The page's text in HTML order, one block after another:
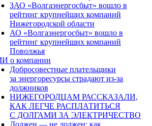
ЗАО «Волгаэнергосбыт» вошло в
рейтинг крупнейших компаний
Нижегородской области
АО «Волгаэнергосбыт» вошло в
рейтинг крупнейших компаний
Поволжья
о компании
Добросовестные плательщики
за энергоресурсы страдают из-за
должников
НИЖЕГОРОДЦАМ РАССКАЗАЛИ,
КАК ЛЕГЧЕ РАСПЛАТИТЬСЯ
С ДОЛГАМИ ЗА ЭЛЕКТРИЧЕСТВО